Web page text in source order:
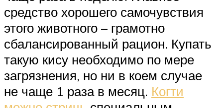
средство хорошего самочувствия
этого животного – грамотно
сбалансированный рацион. Купать
такую кису необходимо по мере
загрязнения, но ни в коем случае
не чаще 1 раза в месяц. Когти